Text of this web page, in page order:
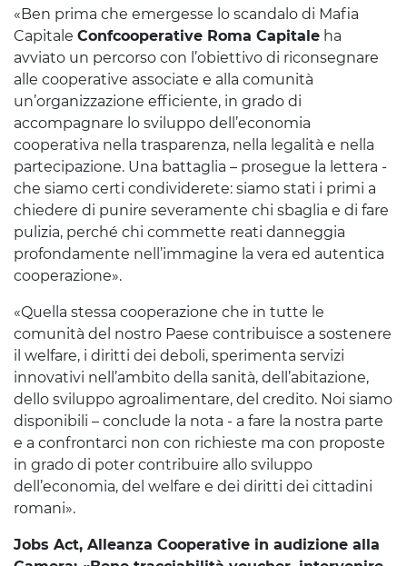
«Ben prima che emergesse lo scandalo di Mafia
Capitale Confcooperative Roma Capitale ha
avviato un percorso con l’obiettivo di riconsegnare
alle cooperative associate e alla comunità
un’organizzazione efficiente, in grado di
accompagnare lo sviluppo dell’economia
cooperativa nella trasparenza, nella legalità e nella
partecipazione. Una battaglia – prosegue la lettera -
che siamo certi condividerete: siamo stati i primi a
chiedere di punire severamente chi sbaglia e di fare
pulizia, perché chi commette reati danneggia
profondamente nell’immagine la vera ed autentica
cooperazione».
«Quella stessa cooperazione che in tutte le
comunità del nostro Paese contribuisce a sostenere
il welfare, i diritti dei deboli, sperimenta servizi
innovativi nell’ambito della sanità, dell’abitazione,
dello sviluppo agroalimentare, del credito. Noi siamo
disponibili – conclude la nota - a fare la nostra parte
e a confrontarci non con richieste ma con proposte
in grado di poter contribuire allo sviluppo
dell’economia, del welfare e dei diritti dei cittadini
romani».
Jobs Act, Alleanza Cooperative in audizione alla